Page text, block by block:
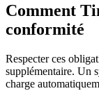
Comment
conformité
Respecter ces
supplémentaire. Un
charge